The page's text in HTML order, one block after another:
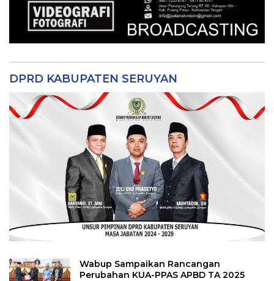
DPRD KABUPATEN SERUYAN
Wabup Sampaikan Rancangan
Perubahan KUA-PPAS APBD TA 2025